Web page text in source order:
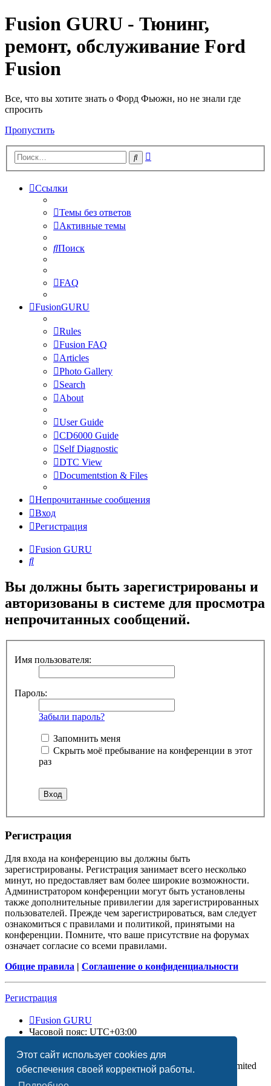
Этот сайт использует cookies для
обеспечения своей корректной работы.
Fusion GURU - Тюнинг,
ремонт, обслуживание Ford
Fusion
Все, что вы хотите знать о Форд Фьюжн, но не знали где
спросить
Пропустить
Поиск
Ссылки
Темы без ответов
Активные темы
Поиск
FAQ
FusionGURU
Rules
Fusion FAQ
Articles
Photo Gallery
Search
About
User Guide
CD6000 Guide
Self Diagnostic
DTC View
Documentstion & Files
Непрочитанные сообщения
Вход
Регистрация
Fusion GURU
Поиск
Вы должны быть зарегистрированы и
авторизованы в системе для просмотра
непрочитанных сообщений.
Имя пользователя:
Пароль:
Забыли пароль?
Запомнить меня
Скрыть моё пребывание на конференции в этот
раз
Регистрация
Для входа на конференцию вы должны быть
зарегистрированы. Регистрация занимает всего несколько
минут, но предоставляет вам более широкие возможности.
Администратором конференции могут быть установлены
также дополнительные привилегии для зарегистрированных
пользователей. Прежде чем зарегистрироваться, вам следует
ознакомиться с правилами и политикой, принятыми на
конференции. Помните, что ваше присутствие на форумах
означает согласие со всеми правилами.
Общие правила | Соглашение о конфиденциальности
Регистрация
Fusion GURU
Часовой пояс: UTC+03:00
Создано на основеphpBB® Forum Software © phpBB Limited